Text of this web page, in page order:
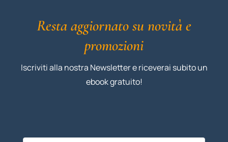
Resta aggiornato su novità e
promozioni
Iscriviti alla nostra Newsletter e riceverai subito un
ebook gratuito!